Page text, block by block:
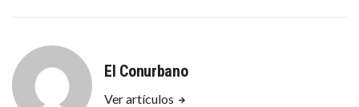
El Conurbano
Ver artículos